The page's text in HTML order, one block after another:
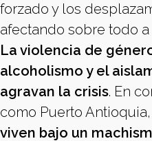
forzado y los
afectando sobre todo a
La violencia de
alcoholismo y el
agravan la crisis. En
como Puerto Antioquia,
viven bajo un